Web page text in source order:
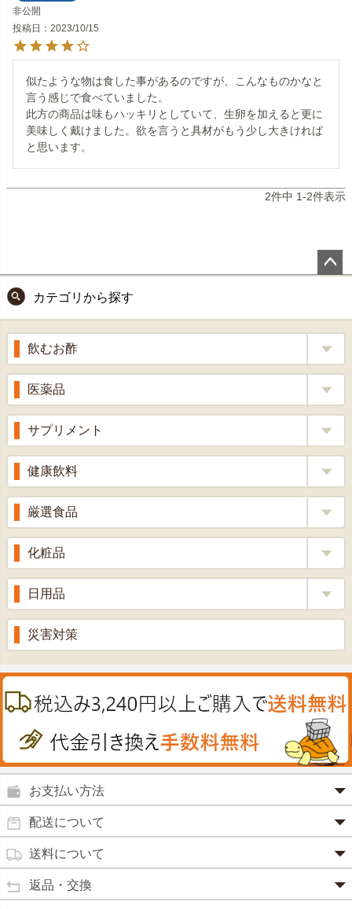
非公開
投稿日
2023/10/15
似たような物は食した事があるのですが、こんなものかなと
言う感じで食べていました。
此方の商品は味もハッキリとしていて、生卵を加えると更に
美味しく戴けました。欲を言うと具材がもう少し大きければ
と思います。
2件中 1-2件表示
ップ
へ
カテゴリから探す
飲むお酢
補酵素のちから
くろ酢
りんご酢
ざくろ酢
梅酢
医薬品
風邪薬
胃腸薬
整腸薬
解熱鎮痛剤
せきどめ
滋養強壮
消炎鎮痛剤
肌・皮膚のお薬
絆創膏
殺菌消毒液
鼻炎薬
強心剤
目薬
サプリメント
ウコン
乳酸菌
ローヤルゼリー
牡蠣エキス
プロポリス
プラセンタ
肝油
鉄
ノコギリヤシ
グルコサミン
田七人参
イチョウ葉
カルシウム
クロレラ
健康飲料
健康茶
漢方茶
青汁・豆乳
甘酒
健康ドリンク
厳選食品
もち麦・十六穀米
生姜
丼の素
のど飴
うどん・そば
喜多方ラーメン
カレー・シチュー
化粧品
美容品
スキンクリーム＆美容パック
ウオッシュ＆ソープ
日用品
入浴剤
災害対策
お支払い方法
クレジットカード(1 回払いのみ)
SSL 認証で暗号化処理していますので、 安心して
ご利用いただけます。
配送について
商品は日本郵便にて発送致します。
通常2～4営業日以内に発送致します。 メーカー取り寄せ商
品、土日祝日、年末年始、弊社の休業日をはさむ場合は、4
～5営業日以上かかる場合もございます。
送料について
通常商品
返品・交換